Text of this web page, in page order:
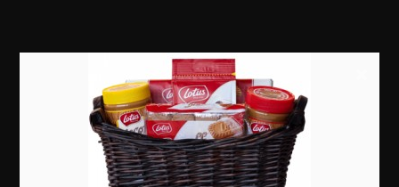
Erfolgsgeschichten